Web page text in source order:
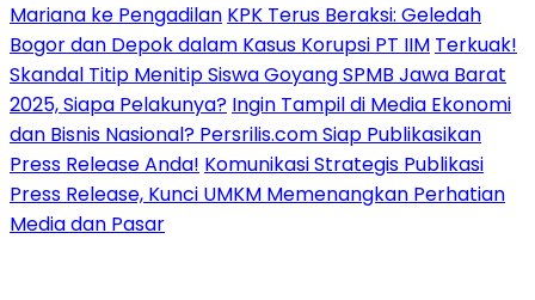
Mariana ke Pengadilan KPK Terus Beraksi: Geledah
Bogor dan Depok dalam Kasus Korupsi PT IIM Terkuak!
Skandal Titip Menitip Siswa Goyang SPMB Jawa Barat
2025, Siapa Pelakunya? Ingin Tampil di Media Ekonomi
dan Bisnis Nasional? Persrilis.com Siap Publikasikan
Press Release Anda! Komunikasi Strategis Publikasi
Press Release, Kunci UMKM Memenangkan Perhatian
Media dan Pasar